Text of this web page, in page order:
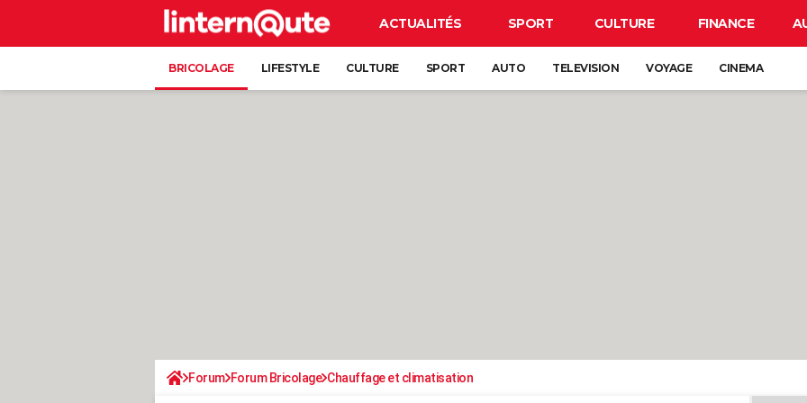
ACTUALITÉS SPORT CULTURE FINANCE
BRICOLAGE LIFESTYLE CULTURE SPORT AUTO TELEVISION VOYAGE CINEMA
Forum Forum Bricolage Chauffage et climatisation